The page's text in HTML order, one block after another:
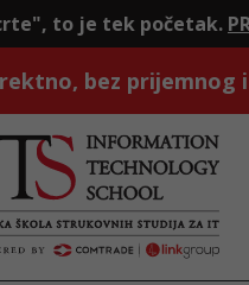
početak.PRIJAVI SE!
bez prijemnog